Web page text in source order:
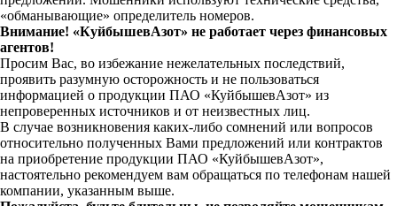
«обманывающие» определитель номеров.
Внимание! «КуйбышевАзот» не работает через финансовых
агентов!
Просим Вас, во избежание нежелательных последствий,
проявить разумную осторожность и не пользоваться
информацией о продукции ПАО «КуйбышевАзот» из
непроверенных источников и от неизвестных лиц.
В случае возникновения каких-либо сомнений или вопросов
относительно полученных Вами предложений или контрактов
на приобретение продукции ПАО «КуйбышевАзот»,
настоятельно рекомендуем вам обращаться по телефонам нашей
компании, указанным выше.